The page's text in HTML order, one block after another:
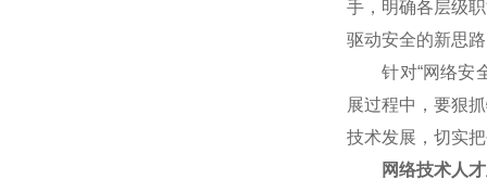
手，明确各层级
驱动安全的新思
针对“网络安全
展过程中，要狠
技术发展，切实
网络技术人才